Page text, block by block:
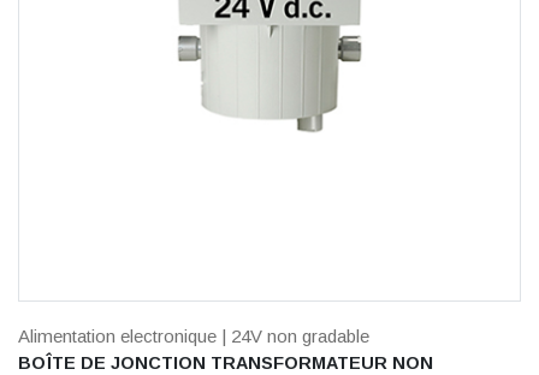
Alimentation electronique | 24V non gradable
BOÎTE DE JONCTION TRANSFORMATEUR NON